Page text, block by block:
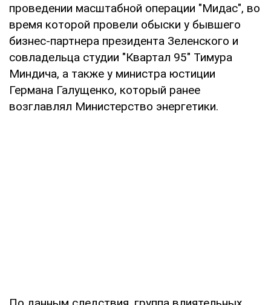
проведении масштабной операции "Мидас", во
время которой провели обыски у бывшего
бизнес-партнера президента Зеленского и
совладельца студии "Квартал 95" Тимура
Миндича, а также у министра юстиции
Германа Галущенко, который ранее
возглавлял Министерство энергетики.